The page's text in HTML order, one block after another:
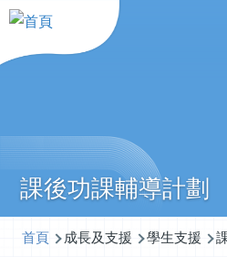
移至主內容
課後功課輔導計劃
導
首頁 成長及支援 學生支援